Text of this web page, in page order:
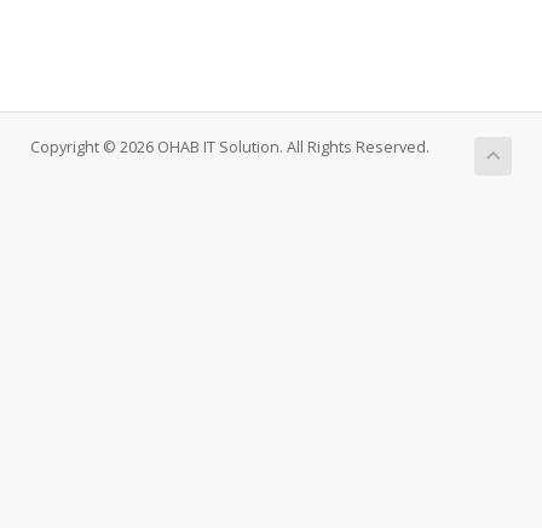
Copyright © 2026 OHAB IT Solution. All Rights Reserved.